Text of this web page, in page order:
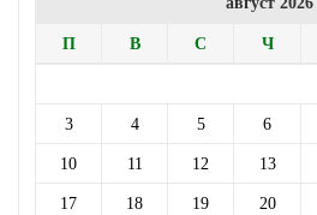
П В С Ч
3 4 5 6
10 11 12 13
17 18 19 20